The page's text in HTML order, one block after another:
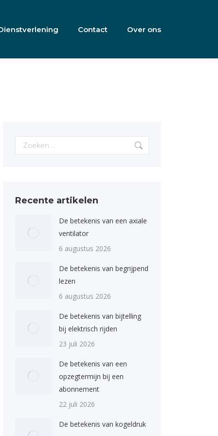
Contact Over ons
Search:
Recente artikelen
De betekenis van een axiale
ventilator
6 augustus 2026
De betekenis van begrijpend
lezen
6 augustus 2026
De betekenis van bijtelling
bij elektrisch rijden
23 juli 2026
De betekenis van een
opzegtermijn bij een
abonnement
22 juli 2026
De betekenis van kogeldruk